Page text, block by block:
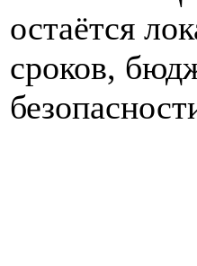
остаётся
сроков,